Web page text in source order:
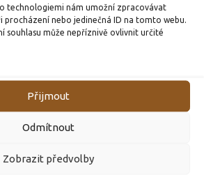
technologiemi nám umožní zpracovávat
procházení nebo jedinečná ID na tomto webu.
souhlasu může nepříznivě ovlivnit určité
Přijmout
Odmítnout
Zobrazit předvolby
K PŘEDŠKOLNÍMU VZDĚLÁVÁNÍ